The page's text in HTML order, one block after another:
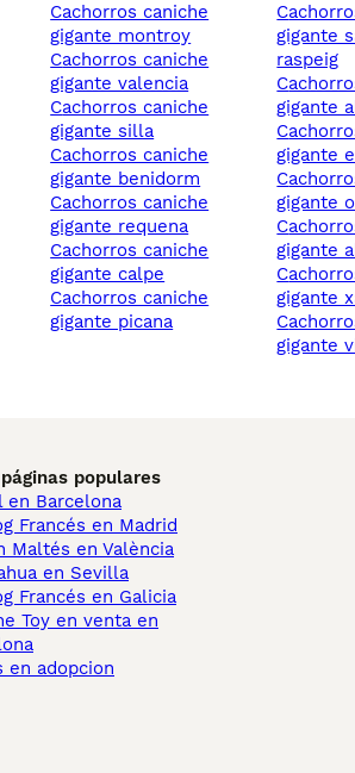
cachorros caniche
gigante montroy
cachorros caniche
gigante valencia
cachorros caniche
gigante silla
cachorros caniche
gigante benidorm
cachorros caniche
gigante requena
cachorros caniche
gigante calpe
cachorros caniche
gigante picana
cachorros caniche
gigante
raspeig
cachorros caniche
gigante
cachorros caniche
gigante
cachorros caniche
gigante
cachorros caniche
gigante
cachorros caniche
gigante
cachorros caniche
gigante
populares
en Barcelona
Francés en Madrid
Maltés en València
en Sevilla
Francés en Galicia
Toy en venta en
en adopcion